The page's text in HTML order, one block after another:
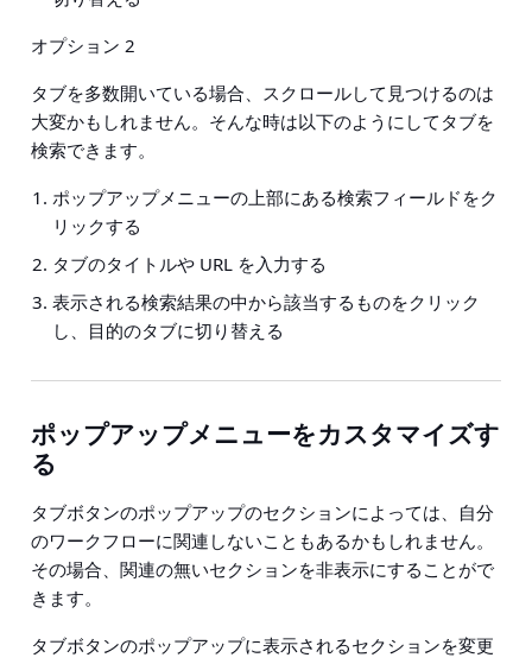
オプション 2
タブを多数開いている場合、スクロールして見つけるのは
大変かもしれません。そんな時は以下のようにしてタブを
検索できます。
ポップアップメニューの上部にある検索フィールドをク
リックする
タブのタイトルや URL を入力する
表示される検索結果の中から該当するものをクリック
し、目的のタブに切り替える
ポップアップメニューをカスタマイズす
る
タブボタンのポップアップのセクションによっては、自分
のワークフローに関連しないこともあるかもしれません。
その場合、関連の無いセクションを非表示にすることがで
きます。
タブボタンのポップアップに表示されるセクションを変更